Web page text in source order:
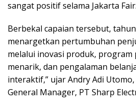
sangat positif selama Jakarta Fair.
Berbekal capaian tersebut,
menargetkan pertumbuhan
melalui inovasi produk, program
menarik, dan pengalaman
interaktif,” ujar Andry Adi
General Manager, PT Sharp